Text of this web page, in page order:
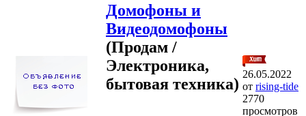
Домофоны и
Видеодомофоны
(Продам /
Электроника,
бытовая техника)
26.05.2022
от rising-tide
2770
просмотров